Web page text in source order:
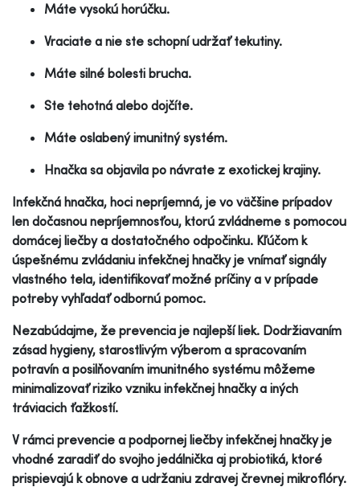
Máte vysokú horúčku.
Vraciate a nie ste schopní udržať tekutiny.
Máte silné bolesti brucha.
Ste tehotná alebo dojčíte.
Máte oslabený imunitný systém.
Hnačka sa objavila po návrate z exotickej krajiny.
Infekčná hnačka, hoci nepríjemná, je vo väčšine prípadov
len dočasnou nepríjemnosťou, ktorú zvládneme s pomocou
domácej liečby a dostatočného odpočinku. Kľúčom k
úspešnému zvládaniu infekčnej hnačky je vnímať signály
vlastného tela, identifikovať možné príčiny a v prípade
potreby vyhľadať odbornú pomoc.
Nezabúdajme, že prevencia je najlepší liek. Dodržiavaním
zásad hygieny, starostlivým výberom a spracovaním
potravín a posilňovaním imunitného systému môžeme
minimalizovať riziko vzniku infekčnej hnačky a iných
tráviacich ťažkostí.
V rámci prevencie a podpornej liečby infekčnej hnačky je
vhodné zaradiť do svojho jedálnička aj probiotiká, ktoré
prispievajú k obnove a udržaniu zdravej črevnej mikroflóry.